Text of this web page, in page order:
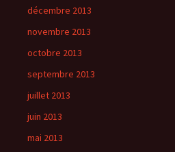
décembre 2013
novembre 2013
octobre 2013
septembre 2013
juillet 2013
juin 2013
mai 2013